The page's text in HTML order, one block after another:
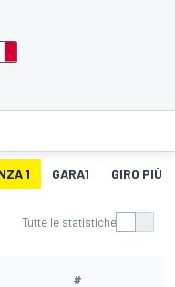
1 GARA1 GIRO PIÙ
Tutte le statistiche
#